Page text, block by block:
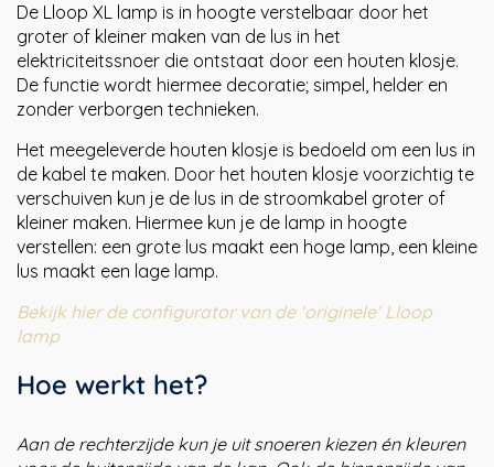
De Lloop XL lamp is in hoogte verstelbaar door het
groter of kleiner maken van de lus in het
elektriciteitssnoer die ontstaat door een houten klosje.
De functie wordt hiermee decoratie; simpel, helder en
zonder verborgen technieken.
Het meegeleverde houten klosje is bedoeld om een lus in
de kabel te maken. Door het houten klosje voorzichtig te
verschuiven kun je de lus in de stroomkabel groter of
kleiner maken. Hiermee kun je de lamp in hoogte
verstellen: een grote lus maakt een hoge lamp, een kleine
lus maakt een lage lamp.
Bekijk hier de configurator van de ‘originele’ Lloop
lamp
Hoe werkt het?
Aan de rechterzijde kun je uit snoeren kiezen én kleuren